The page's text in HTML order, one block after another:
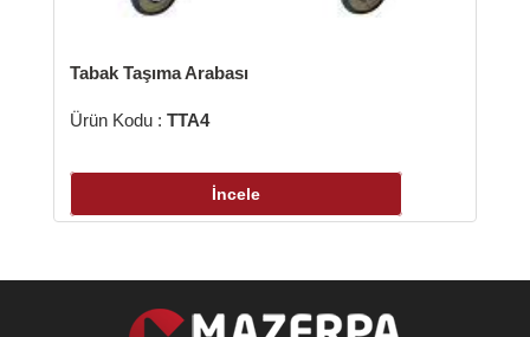
Arabası